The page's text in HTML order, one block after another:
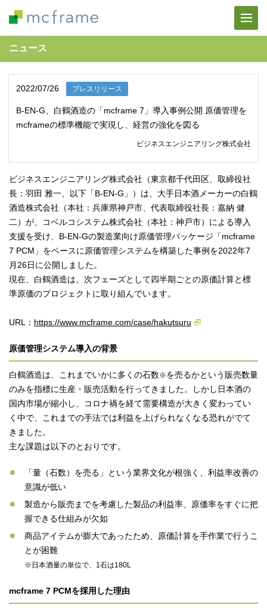
ニュース
2022/07/26 プレスリリース
B-EN-G、白鶴酒造の「mcframe 7」導入事例公開 原価管理を
mcframeの標準機能で実現し、経営の強化を図る
ビジネスエンジニアリング株式会社
ビジネスエンジニアリング株式会社（東京都千代田区、取締役社
長：羽田 雅一、以下「B-EN-G」）は、大手日本酒メーカーの白鶴
酒造株式会社（本社：兵庫県神戸市、代表取締役社長：嘉納 健
二）が、コベルコシステム株式会社（本社：神戸市）による導入
支援を受け、B-EN-Gの製造業向け原価管理パッケージ「mcframe
7 PCM」をベースに原価管理システムを構築した事例を2022年7
月26日に公開しました。
現在、白鶴酒造は、次フェーズとして四半期ごとの原価計算と標
準原価のプロジェクトに取り組んでいます。
URL： https://www.mcframe.com/case/hakutsuru
原価管理システム導入の背景
白鶴酒造は、これまでいかに多くの石数※を売るかという販売数量
のみを指標に生産・販売活動を行ってきました。しかし日本酒の
国内市場が縮小し、コロナ禍を経て需要構造が大きく変わってい
く中で、これまでの手法では利益を上げられなくなる恐れがでて
きました。
主な課題は以下のとおりです。
「量（石数）を売る」という業界文化が根強く、利益率改善の
意識が低い
製造から販売までを考慮した製品の利益率、原価率をすぐに把
握できる仕組みが欠如
商品アイテムが膨大であったため、原価計算を手作業で行うこ
とが困難
※日本酒量の単位で、1石は180L
mcframe 7 PCMを採用した理由